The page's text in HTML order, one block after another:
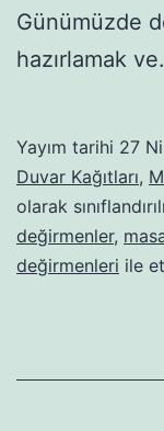
Günümüzde
hazırlamak
Yayım tarihi 27
Duvar Kağıtları,
olarak
değirmenler,
değirmenleri ile